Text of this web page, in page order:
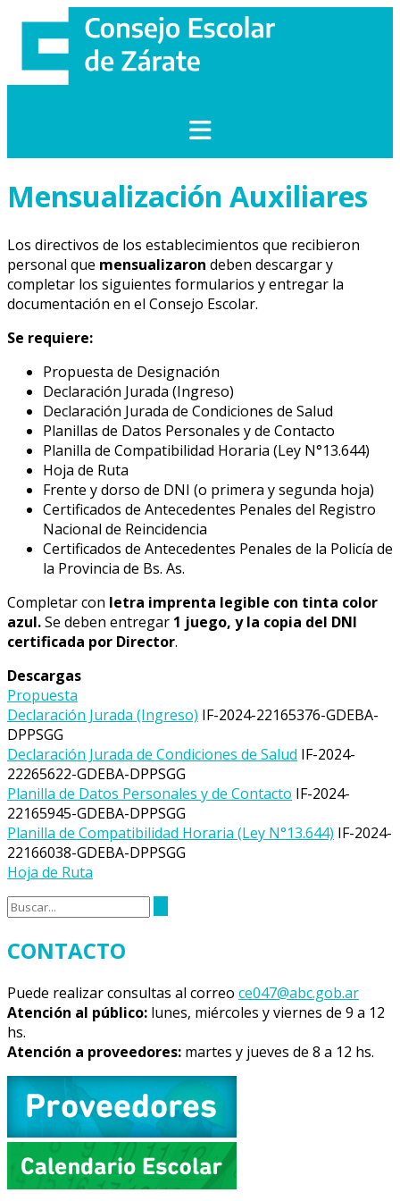
contenido
Mensualización Auxiliares
Los directivos de los establecimientos que recibieron
personal que mensualizaron deben descargar y
completar los siguientes formularios y entregar la
documentación en el Consejo Escolar.
Se requiere:
Propuesta de Designación
Declaración Jurada (Ingreso)
Declaración Jurada de Condiciones de Salud
Planillas de Datos Personales y de Contacto
Planilla de Compatibilidad Horaria (Ley N°13.644)
Hoja de Ruta
Frente y dorso de DNI (o primera y segunda hoja)
Certificados de Antecedentes Penales del Registro
Nacional de Reincidencia
Certificados de Antecedentes Penales de la Policía de
la Provincia de Bs. As.
Completar con letra imprenta legible con tinta color
azul.Se deben entregar 1 juego, y la copia del DNI
certificada por Director.
Descargas
Propuesta
Declaración Jurada (Ingreso) IF-2024-22165376-GDEBA-
DPPSGG
Declaración Jurada de Condiciones de Salud IF-2024-
22265622-GDEBA-DPPSGG
Planilla de Datos Personales y de Contacto IF-2024-
22165945-GDEBA-DPPSGG
Planilla de Compatibilidad Horaria (Ley N°13.644) IF-2024-
22166038-GDEBA-DPPSGG
Hoja de Ruta
CONTACTO
Puede realizar consultas al correo ce047@abc.gob.ar
Atención al público: lunes, miércoles y viernes de 9 a 12
hs.
Atención a proveedores: martes y jueves de 8 a 12 hs.